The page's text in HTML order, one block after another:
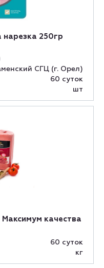
нарезка 250гр
СГЦ (г. Орел)
60 суток
шт
Максимум качества
60 суток
кг